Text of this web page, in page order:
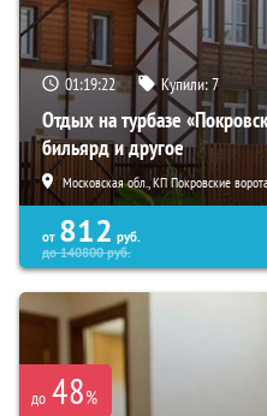
01:19:21 Купили:7
Отдых на турбазе
бильярд и другое
Московская обл., КП Покровские
от 812 руб.
до140800руб.
до 48%